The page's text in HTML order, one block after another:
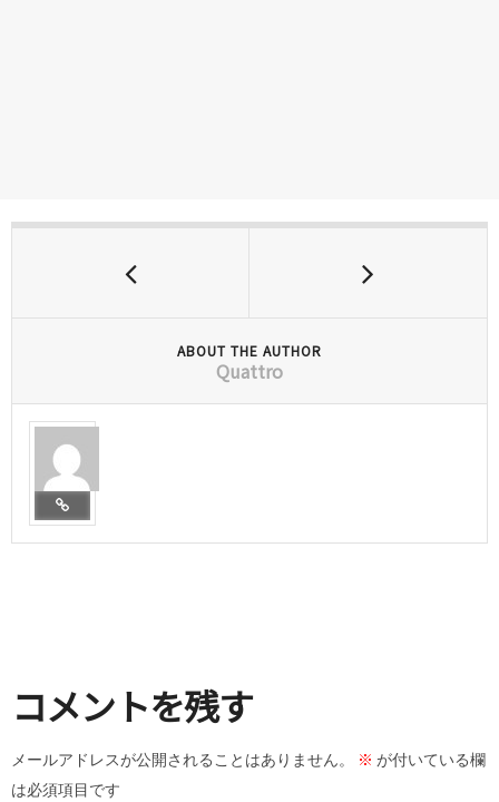
ABOUT THE AUTHOR
Quattro
コメントを残す
メールアドレスが公開されることはありません。 ※ が付いている欄
は必須項目です